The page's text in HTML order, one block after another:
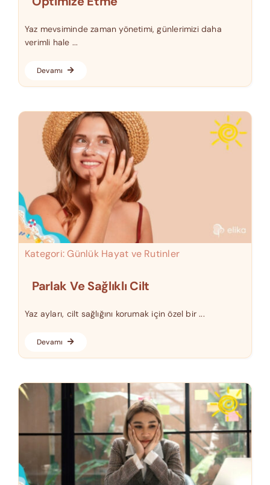
Yaz mevsiminde zaman yönetimi, günlerimizi daha
verimli hale ...
Devamı
Kategori:Günlük Hayat ve Rutinler
Parlak Ve Sağlıklı Cilt
Yaz ayları, cilt sağlığını korumak için özel bir ...
Devamı